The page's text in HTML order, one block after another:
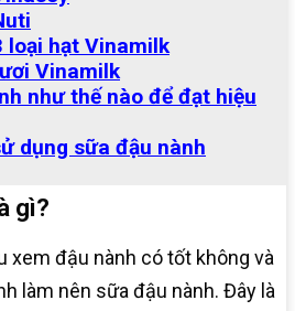
loại hạt Vinamilk
Vinamilk
như thế nào để đạt hiệu
dụng sữa đậu nành
gì?
xem đậu nành có tốt không và
làm nên sữa đậu nành. Đây là